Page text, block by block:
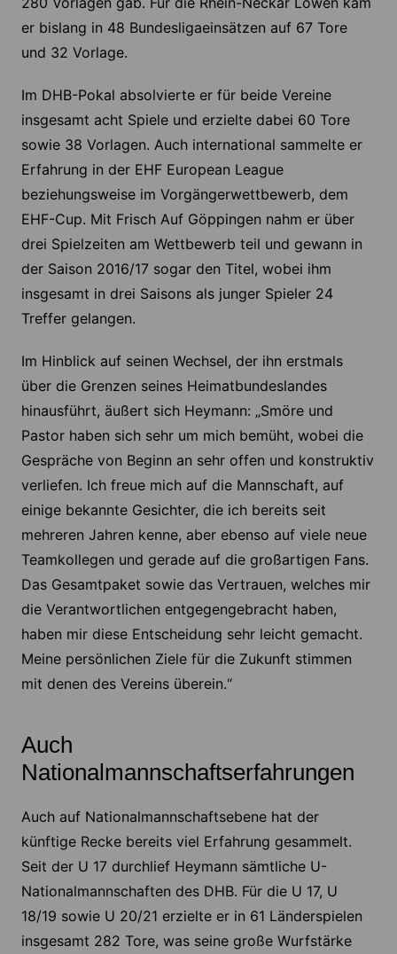
er bislang in 48 Bundesligaeinsätzen auf 67 Tore
und 32 Vorlage.
Im DHB-Pokal absolvierte er für beide Vereine
insgesamt acht Spiele und erzielte dabei 60 Tore
sowie 38 Vorlagen. Auch international sammelte er
Erfahrung in der EHF European League
beziehungsweise im Vorgängerwettbewerb, dem
EHF-Cup. Mit Frisch Auf Göppingen nahm er über
drei Spielzeiten am Wettbewerb teil und gewann in
der Saison 2016/17 sogar den Titel, wobei ihm
insgesamt in drei Saisons als junger Spieler 24
Treffer gelangen.
Im Hinblick auf seinen Wechsel, der ihn erstmals
über die Grenzen seines Heimatbundeslandes
hinausführt, äußert sich Heymann: „Smöre und
Pastor haben sich sehr um mich bemüht, wobei die
Gespräche von Beginn an sehr offen und konstruktiv
verliefen. Ich freue mich auf die Mannschaft, auf
einige bekannte Gesichter, die ich bereits seit
mehreren Jahren kenne, aber ebenso auf viele neue
Teamkollegen und gerade auf die großartigen Fans.
Das Gesamtpaket sowie das Vertrauen, welches mir
die Verantwortlichen entgegengebracht haben,
haben mir diese Entscheidung sehr leicht gemacht.
Meine persönlichen Ziele für die Zukunft stimmen
mit denen des Vereins überein.“
Auch
Nationalmannschaftserfahrungen
Auch auf Nationalmannschaftsebene hat der
künftige Recke bereits viel Erfahrung gesammelt.
Seit der U 17 durchlief Heymann sämtliche U-
Nationalmannschaften des DHB. Für die U 17, U
18/19 sowie U 20/21 erzielte er in 61 Länderspielen
insgesamt 282 Tore, was seine große Wurfstärke